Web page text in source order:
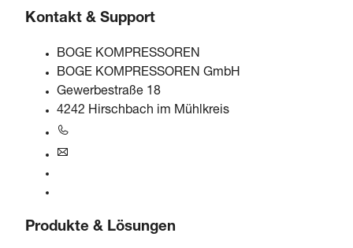
Kontakt & Support
BOGE KOMPRESSOREN
BOGE KOMPRESSOREN GmbH
Gewerbestraße 18
4242 Hirschbach im Mühlkreis
Produkte & Lösungen